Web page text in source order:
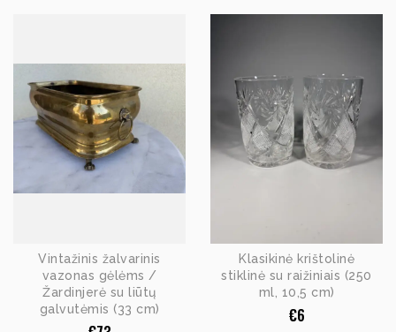
Vintažinis žalvarinis
vazonas gėlėms /
Žardinjerė su liūtų
galvutėmis (33 cm)
Klasikinė krištolinė
stiklinė su raižiniais (250
ml, 10,5 cm)
€6